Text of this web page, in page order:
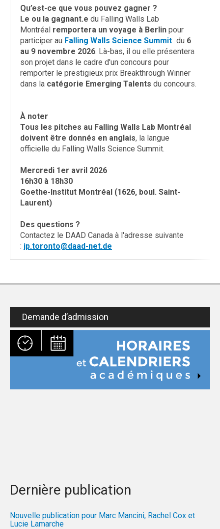
Qu’est-ce que vous pouvez gagner ?
Le ou la gagnant.e du Falling Walls Lab
Montréal remportera un voyage à Berlin pour
participer au Falling Walls Science Summit du 6
au 9 novembre 2026. Là-bas, il ou elle présentera
son projet dans le cadre d'un concours pour
remporter le prestigieux prix Breakthrough Winner
dans la catégorie Emerging Talents du concours.
À noter
Tous les pitches au Falling Walls Lab Montréal
doivent être donnés en anglais, la langue
officielle du Falling Walls Science Summit.
Mercredi 1er avril 2026
16h30 à 18h30
Goethe-Institut Montréal (1626, boul. Saint-
Laurent)
Des questions ?
Contactez le DAAD Canada à l'adresse suivante
: ip.toronto@daad-net.de
Demande d’admission
Dernière publication
Nouvelle publication pour Marc Mancini, Rachel Cox et
Lucie Lamarche